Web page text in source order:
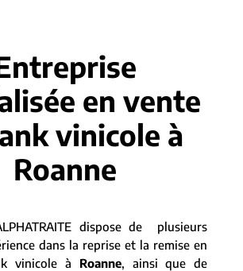
en vente
vinicole à
Roanne
dispose de plusieurs
dans la reprise et la remise en
vinicole à Roanne, ainsi que de